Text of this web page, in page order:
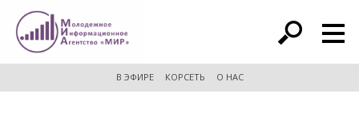
расширенный поиск
В ЭФИРЕ КОРСЕТЬ О НАС